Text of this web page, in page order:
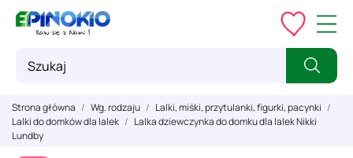
Strona główna Wg. rodzaju
Lalki, miśki, przytulanki, figurki, pacynki
Lalki do domków dla lalek
Lalka dziewczynka do domku dla lalek Nikki
Lundby